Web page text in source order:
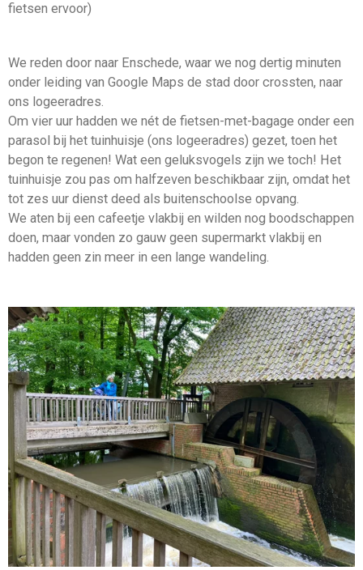
fietsen ervoor)
We reden door naar Enschede, waar we nog dertig minuten
onder leiding van Google Maps de stad door crossten, naar
ons logeeradres.
Om vier uur hadden we nét de fietsen-met-bagage onder een
parasol bij het tuinhuisje (ons logeeradres) gezet, toen het
begon te regenen! Wat een geluksvogels zijn we toch! Het
tuinhuisje zou pas om halfzeven beschikbaar zijn, omdat het
tot zes uur dienst deed als buitenschoolse opvang.
We aten bij een cafeetje vlakbij en wilden nog boodschappen
doen, maar vonden zo gauw geen supermarkt vlakbij en
hadden geen zin meer in een lange wandeling.